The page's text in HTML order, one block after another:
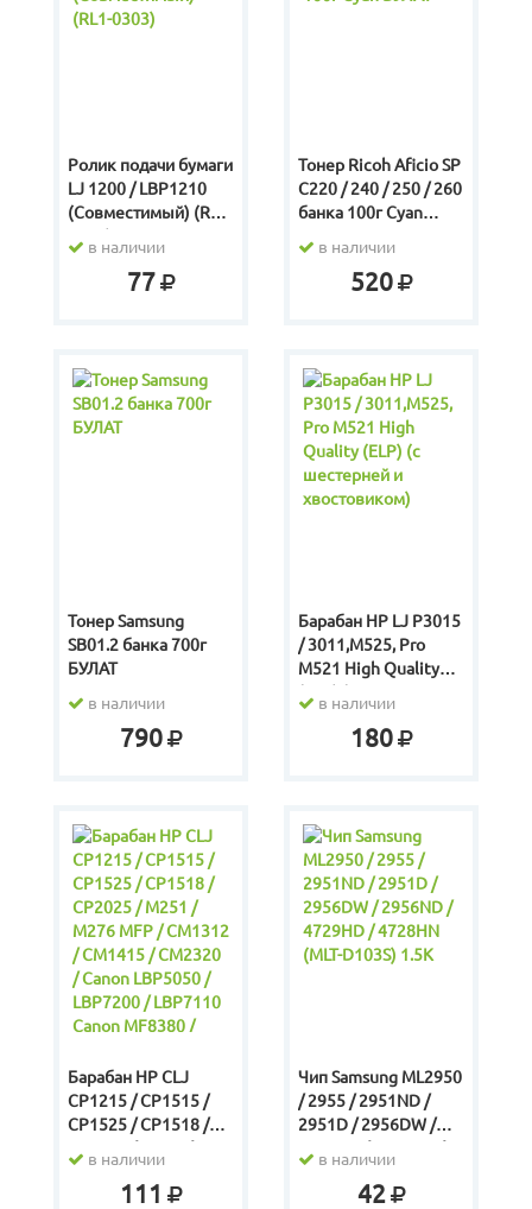
Ролик подачи бумаги
LJ 1200 / LBP1210
(Совместимый) (RL1-
0303)
в наличии
77
Тонер Ricoh Aficio SP
C220 / 240 / 250 / 260
банка 100г Cyan
в наличии
520
Тонер Samsung
SB01.2 банка 700г
БУЛАТ
в наличии
790
Барабан HP LJ P3015
/ 3011,M525, Pro
M521 High Quality
(ELP) (с шестерней и
хвостовиком)
в наличии
180
Барабан HP CLJ
CP1215 / CP1515 /
CP1525 / CP1518 /
CP2025 / M251 /
M276 MFP / CM1312 /
CM1415 / CM2320 /
в наличии
111
Чип Samsung ML2950
/ 2955 / 2951ND /
2951D / 2956DW /
2956ND / 4729HD /
4728HN (MLT-D103S)
в наличии
42